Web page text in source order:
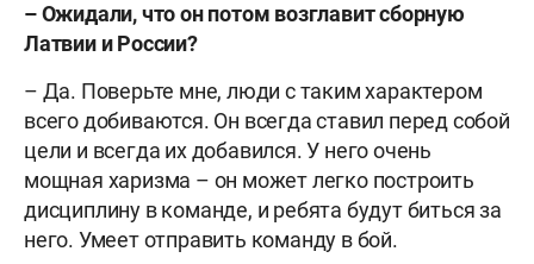
– Ожидали, что он потом возглавит сборную
Латвии и России?
– Да. Поверьте мне, люди с таким характером
всего добиваются. Он всегда ставил перед собой
цели и всегда их добавился. У него очень
мощная харизма – он может легко построить
дисциплину в команде, и ребята будут биться за
него. Умеет отправить команду в бой.